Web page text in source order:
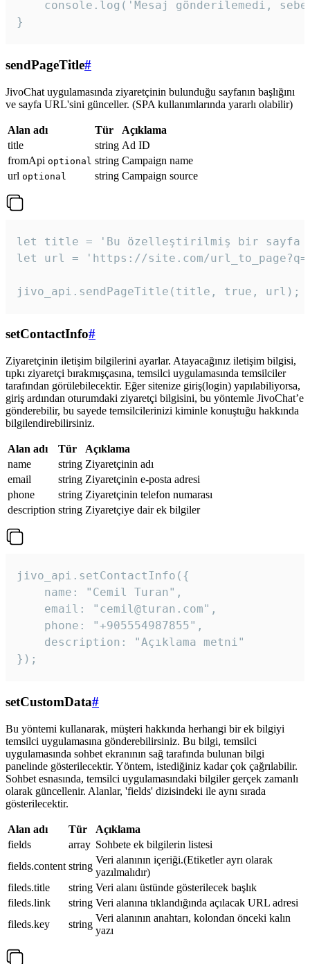
console.log('Mesaj gönderilemedi,
}
sendPageTitle#
JivoChat uygulamasında ziyaretçinin bulunduğu sayfanın başlığını
ve sayfa URL'sini günceller. (SPA kullanımlarında yararlı olabilir)
Alan adı Tür
Açıklama
title
string Ad ID
fromApi optional string Campaign name
url optional string Campaign source
let title = 'Bu özelleştirilmiş bir sayfa
let url = 'https://site.com/
jivo_api.sendPageTitle(title, true, url);
setContactInfo#
Ziyaretçinin iletişim bilgilerini ayarlar. Atayacağınız iletişim bilgisi,
tıpkı ziyaretçi bırakmışçasına, temsilci uygulamasında temsilciler
tarafından görülebilecektir. Eğer sitenize giriş(login) yapılabiliyorsa,
giriş ardından oturumdaki ziyaretçi bilgisini, bu yöntemle JivoChat’e
gönderebilir, bu sayede temsilcilerinizi kiminle konuştuğu hakkında
bilgilendirebilirsiniz.
Alan adı Tür
Açıklama
name
string Ziyaretçinin adı
email
string Ziyaretçinin e-posta adresi
phone
string Ziyaretçinin telefon numarası
description string Ziyaretçiye dair ek bilgiler
jivo_api.setContactInfo({
    name: "Cemil Turan",
    email: "cemil@turan.com",
    phone: "+905554987855",
    description: "Açıklama metni"
});
setCustomData#
Bu yöntemi kullanarak, müşteri hakkında herhangi bir ek bilgiyi
temsilci uygulamasına gönderebilirsiniz. Bu bilgi, temsilci
uygulamasında sohbet ekranının sağ tarafında bulunan bilgi
panelinde gösterilecektir. Yöntem, istediğiniz kadar çok çağrılabilir.
Sohbet esnasında, temsilci uygulamasındaki bilgiler gerçek zamanlı
olarak güncellenir. Alanlar, 'fields' dizisindeki ile aynı sırada
gösterilecektir.
Alan adı Tür
Açıklama
fields
array Sohbete ek bilgilerin listesi
fields.content string
Veri alanının içeriği.(Etiketler ayrı olarak
yazılmalıdır)
fileds.title
string Veri alanı üstünde gösterilecek başlık
fileds.link
string Veri alanına tıklandığında açılacak URL adresi
fileds.key
string
Veri alanının anahtarı, kolondan önceki kalın
yazı